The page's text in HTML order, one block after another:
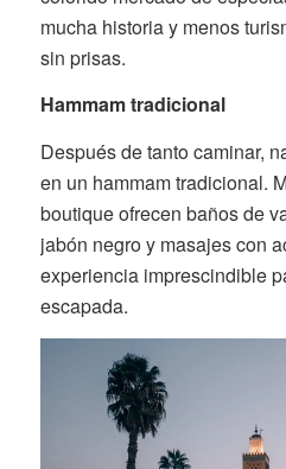
mucha historia y menos
sin prisas.
Hammam tradicional
Después de tanto caminar,
en un hammam tradicional.
boutique ofrecen baños de
jabón negro y masajes con
experiencia imprescindible
escapada.